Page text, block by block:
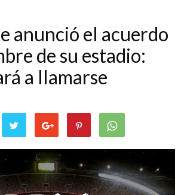
anunció el acuerdo
de su estadio:
a llamarse